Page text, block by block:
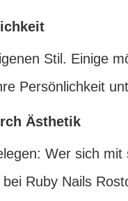
Stil. Einige
Persönlichkeit
Ästhetik
Wer sich
Ruby Nails